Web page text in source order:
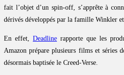
fait l’objet d’un spin-off, s’apprête à
dérivés développés par la famille Winkler et
En effet, Deadline rapporte que les
Amazon prépare plusieurs films et séries
désormais baptisée le Creed-Verse.